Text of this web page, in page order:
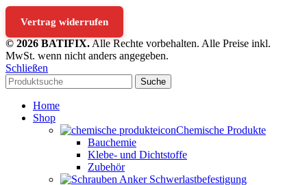
Vertrag widerrufen
© 2026 BATIFIX.Alle Rechte vorbehalten. Alle Preise inkl.
MwSt. wenn nicht anders angegeben.
Schließen
Suche
Home
Shop
Chemische Produkte
Bauchemie
Klebe- und Dichtstoffe
Zubehör